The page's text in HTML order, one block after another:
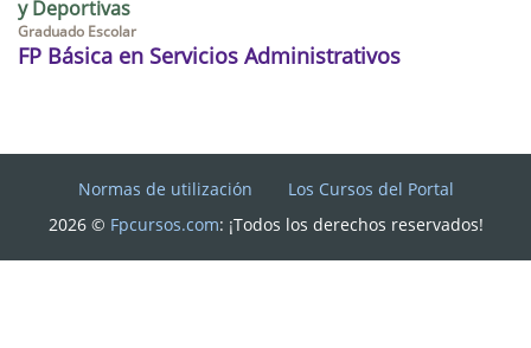
y Deportivas
Graduado Escolar
FP Básica en Servicios Administrativos
Normas de utilización
Los Cursos del Portal
2026 © Fpcursos.com: ¡Todos los derechos reservados!